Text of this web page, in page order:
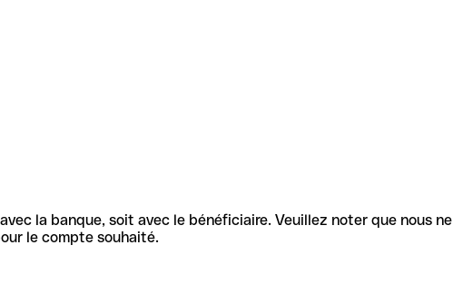
la banque, soit avec le bénéficiaire. Veuillez noter que nous ne
le compte souhaité.